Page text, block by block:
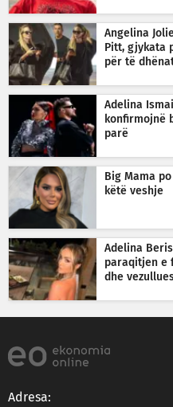
Angelina
Pitt, gjykata
për të
Adelina
konfirmojnë
parë
Big Mama
këtë veshje
Adelina
paraqitjen e
dhe
Adresa: